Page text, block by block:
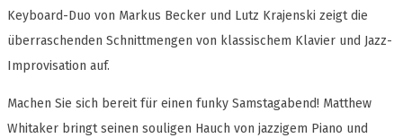
Keyboard-Duo von Markus Becker und Lutz Krajenski zeigt die
überraschenden Schnittmengen von klassischem Klavier und Jazz-
Improvisation auf.
Machen Sie sich bereit für einen funky Samstagabend! Matthew
Whitaker bringt seinen souligen Hauch von jazzigem Piano und